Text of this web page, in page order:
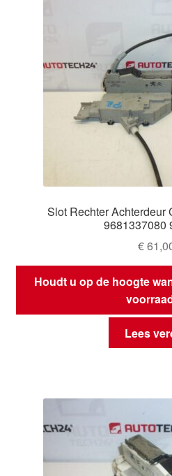
Slot Rechter Achterdeur
9681337080
€
Houdt u op de hoogte
Lees